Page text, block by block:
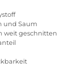
und Saum
weit geschnitten